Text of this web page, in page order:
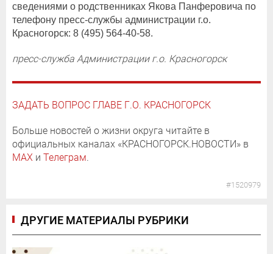
сведениями о родственниках Якова Панферовича по
телефону пресс-службы администрации г.о.
Красногорск: 8 (495) 564-40-58.
пресс-служба Администрации г.о. Красногорск
ЗАДАТЬ ВОПРОС ГЛАВЕ Г.О. КРАСНОГОРСК
Больше новостей о жизни округа читайте в
официальных каналах «КРАСНОГОРСК.НОВОСТИ» в
MAX и Телеграм.
#1520979
ДРУГИЕ МАТЕРИАЛЫ РУБРИКИ